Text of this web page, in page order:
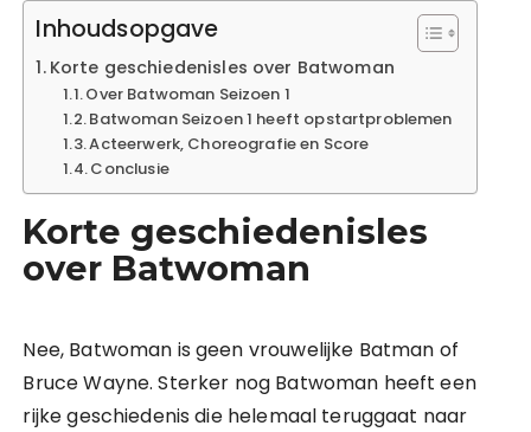
Inhoudsopgave
Korte geschiedenisles over Batwoman
Over Batwoman Seizoen 1
Batwoman Seizoen 1 heeft opstartproblemen
Acteerwerk, Choreografie en Score
Conclusie
Korte geschiedenisles
over Batwoman
Nee, Batwoman is geen vrouwelijke Batman of
Bruce Wayne. Sterker nog Batwoman heeft een
rijke geschiedenis die helemaal teruggaat naar